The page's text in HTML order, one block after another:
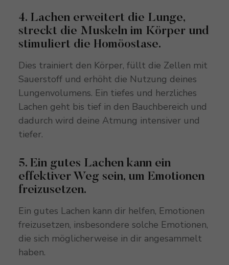
4. Lachen erweitert die Lunge,
streckt die Muskeln im Körper und
stimuliert die Homöostase.
Dies trainiert den Körper, füllt die Zellen mit
Sauerstoff und erhöht die Nutzung deines
Lungenvolumens. Ein tiefes und herzliches
Lachen geht bis tief in den Bauchbereich und
dadurch wird deine Atmung intensiver und
tiefer.
5. Ein gutes Lachen kann ein
effektiver Weg sein, um Emotionen
freizusetzen.
Ein gutes Lachen kann dir helfen, Emotionen
freizusetzen, insbesondere solche Emotionen,
die sich möglicherweise in dir angesammelt
haben.